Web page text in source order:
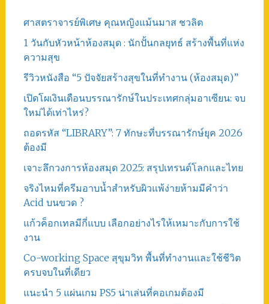
ศาสตราจารย์พิเศษ คุณหญิงแม้นมาส ชวลิต
1 วันกับหัวหน้าห้องสมุด : นักปั้นกลยุทธ์ สร้างพื้นที่แห่ง
ความสุข
รีวิวหนังสือ “5 ปัจจัยสร้างสุขในที่ทำงาน (ห้องสมุด)”
เปิดโผเงินเดือนบรรณารักษ์ในประเทศกลุ่มอาเซียน: จบ
ใหม่ได้เท่าไหร่?
ถอดรหัส “LIBRARY”: 7 ทักษะที่บรรณารักษ์ยุค 2026
ต้องมี
เจาะลึกวงการห้องสมุด 2025: สรุปเทรนด์โลกและไทย
จริงไหมที่ครีมอาบน้ำสำหรับผิวแพ้ง่ายห้ามมีคำว่า
Acid บนขวด ?
แก้วค็อกเทลมีกี่แบบ เลือกอย่างไรให้เหมาะกับการใช้
งาน
Co-working Space สุขุมวิท พื้นที่ทำงานและใช้ชีวิต
ครบจบในที่เดียว
แนะนำ 5 แผ่นเกม PS5 น่าเล่นที่คอเกมต้องมี